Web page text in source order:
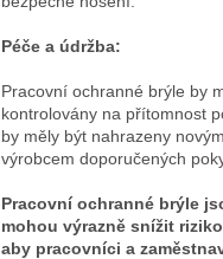
Péče a údržba:
Pracovní ochranné brýle by
kontrolovány na přítomnost
by měly být nahrazeny
výrobcem doporučených
Pracovní ochranné brýle
mohou výrazně snížit
aby pracovníci a